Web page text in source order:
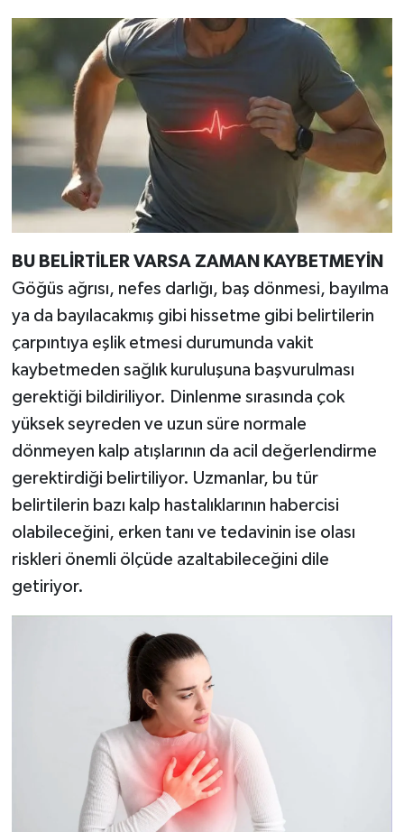
BU BELİRTİLER VARSA ZAMAN KAYBETMEYİN
Göğüs ağrısı, nefes darlığı, baş dönmesi, bayılma
ya da bayılacakmış gibi hissetme gibi belirtilerin
çarpıntıya eşlik etmesi durumunda vakit
kaybetmeden sağlık kuruluşuna başvurulması
gerektiği bildiriliyor. Dinlenme sırasında çok
yüksek seyreden ve uzun süre normale
dönmeyen kalp atışlarının da acil değerlendirme
gerektirdiği belirtiliyor. Uzmanlar, bu tür
belirtilerin bazı kalp hastalıklarının habercisi
olabileceğini, erken tanı ve tedavinin ise olası
riskleri önemli ölçüde azaltabileceğini dile
getiriyor.